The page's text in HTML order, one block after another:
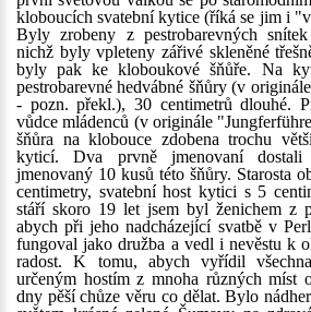
kloboucích svatební kytice (říká se jim i
Byly zrobeny z pestrobarevných
nichž byly vpleteny zářivé skleněné
byly pak ke kloboukové šňůře. Na
pestrobarevné hedvábné šňůry (v
- pozn. překl.), 30 centimetrů dlouhé.
vůdce mládenců (v originále
šňůra na klobouce zdobena trochu
kyticí. Dva prvně jmenovaní dostali
jmenovaný 10 kusů této šňůry. Starosta
centimetry, svatební host kytici s 5
stáří skoro 19 let jsem byl ženichem z
abych při jeho nadcházející svatbě v
fungoval jako družba a vedl i nevěstu k
radost. K tomu, abych vyřídil
určeným hostím z mnoha různých míst
dny pěší chůze věru co dělat. Bylo